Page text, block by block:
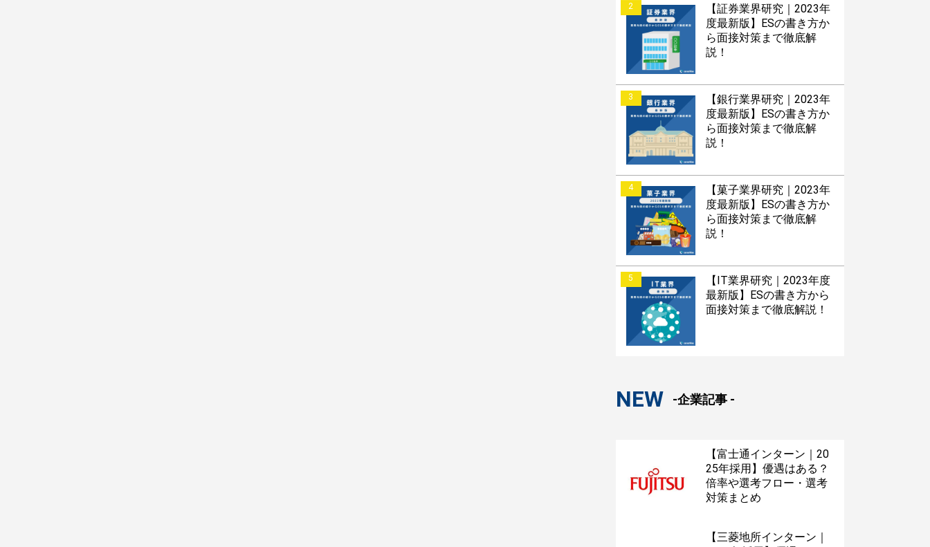
2
【証券業界研究｜2023年
度最新版】ESの書き方か
ら面接対策まで徹底解
説！
3
【銀行業界研究｜2023年
度最新版】ESの書き方か
ら面接対策まで徹底解
説！
4
【菓子業界研究｜2023年
度最新版】ESの書き方か
ら面接対策まで徹底解
説！
5
【IT業界研究｜2023年度
最新版】ESの書き方から
面接対策まで徹底解説！
NEW -企業記事 -
【富士通インターン｜20
25年採用】優遇はある？
倍率や選考フロー・選考
対策まとめ
【三菱地所インターン｜